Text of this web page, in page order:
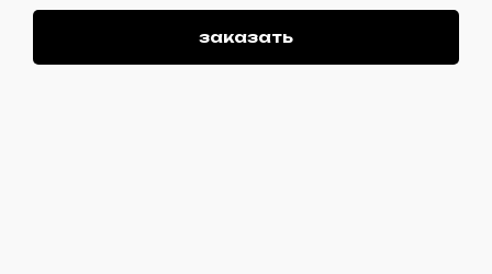
заказать